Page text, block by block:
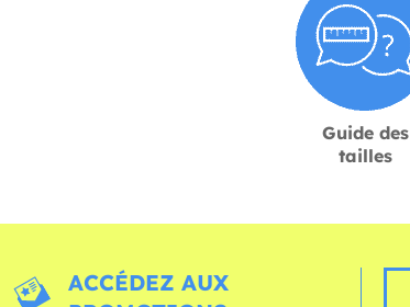
Guide des
tailles
ACCÉDEZ AUX